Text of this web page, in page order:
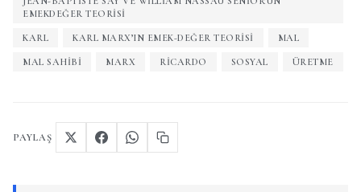
EMEKDEĞER TEORISI
KARL KARL MARX’IN EMEK-DEĞER TEORISI MAL
MAL SAHIBI MARX RICARDO SOSYAL ÜRETME
PAYLAŞ